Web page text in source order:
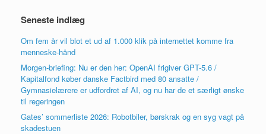
Seneste indlæg
Om fem år vil blot et ud af 1.000 klik på internettet komme fra
menneske-hånd
Morgen-briefing: Nu er den her: OpenAI frigiver GPT-5.6 /
Kapitalfond køber danske Factbird med 80 ansatte /
Gymnasielærere er udfordret af AI, og nu har de et særligt ønske
til regeringen
Gates’ sommerliste 2026: Robotbiler, børskrak og en syg vagt på
skadestuen